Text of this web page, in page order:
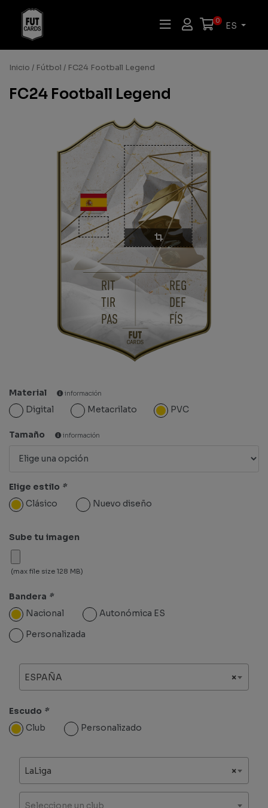
0 ES
Inicio / Fútbol / FC24 Football Legend
FC24 Football Legend
Material información
Digital Metacrilato PVC
Tamaño información
Elige estilo *
Clásico
Nuevo diseño
Sube tu imagen
(max file size 128 MB)
Bandera *
Nacional
Autonómica ES
Personalizada
×
ESPAÑA
Escudo *
Club
Personalizado
×
LaLiga
Seleccione un club
RIT
TIR
PAS
REG
DEF
FÍS